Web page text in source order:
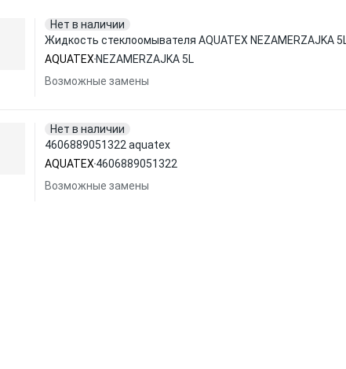
Нет в наличии
Жидкость стеклоомывателя AQUATEX NEZAMERZAJKA
AQUATEX NEZAMERZAJKA 5L
Возможные замены
Нет в наличии
4606889051322 aquatex
AQUATEX 4606889051322
Возможные замены